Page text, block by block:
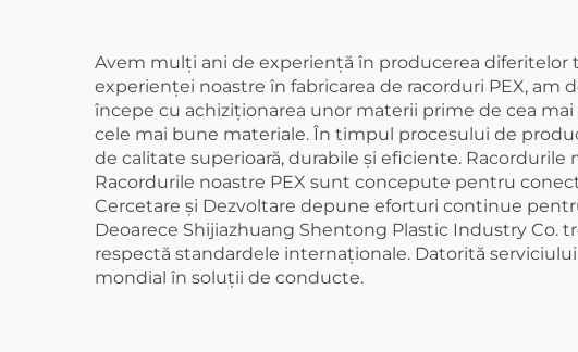
Avem mulți ani de experiență în producerea diferitelor
experienței noastre în fabricarea de racorduri PEX,
începe cu achiziționarea unor materii prime de cea
cele mai bune materiale. În timpul procesului de
de calitate superioară, durabile și eficiente.
Racordurile noastre PEX sunt concepute pentru
Cercetare și Dezvoltare depune eforturi continue
Deoarece Shijiazhuang Shentong Plastic Industry Co.
respectă standardele internaționale. Datorită
mondial în soluții de conducte.